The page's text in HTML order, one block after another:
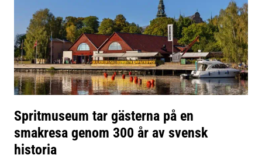
Spritmuseum tar gästerna på en
smakresa genom 300 år av svensk
historia